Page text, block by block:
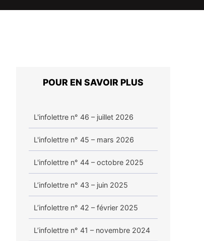
POUR EN SAVOIR PLUS
L'infolettre n° 46 – juillet 2026
L'infolettre n° 45 – mars 2026
L'infolettre n° 44 – octobre 2025
L’infolettre n° 43 – juin 2025
L’infolettre n° 42 – février 2025
L’infolettre n° 41 – novembre 2024